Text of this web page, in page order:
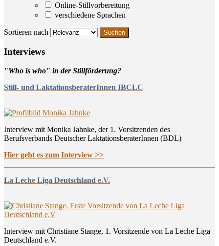
Online-Stillvorbereitung
verschiedene Sprachen
Sortieren nach
Inter­views
"Who is who" in der Stillförderung?
Still- und LaktationsberaterInnen IBCLC
Interview mit Monika Jahnke, der 1. Vorsitzenden des
Berufsverbands Deutscher LaktationsberaterInnen (BDL)
Hier geht es zum Interview >>
La Leche Liga Deutschland e.V.
Interview mit Christiane Stange, 1. Vorsitzende von La Leche Liga
Deutschland e.V.